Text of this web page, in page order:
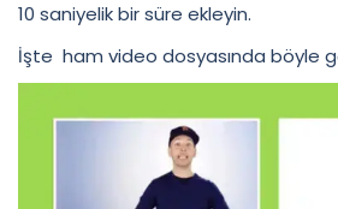
10 saniyelik bir süre ekleyin.
İşte ham video dosyasında böyle